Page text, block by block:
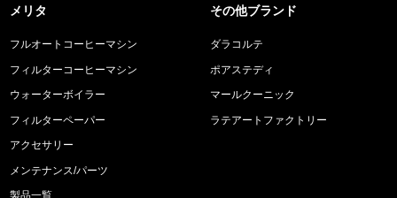
メリタ
フルオートコーヒーマシン
フィルターコーヒーマシン
ウォーターボイラー
フィルターペーパー
アクセサリー
メンテナンス/パーツ
製品一覧
その他ブランド
ダラコルテ
ポアステディ
マールクーニック
ラテアートファクトリー